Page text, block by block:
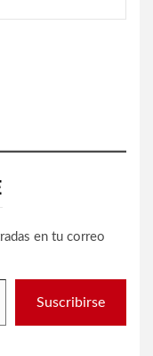
en tu correo
Suscribirse